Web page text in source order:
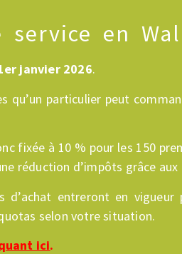
en
janvier 2026.
particulier peut
fixée à 10 % pour les 150
réduction d’impôts grâce
entreront en
selon votre situation.
ici.